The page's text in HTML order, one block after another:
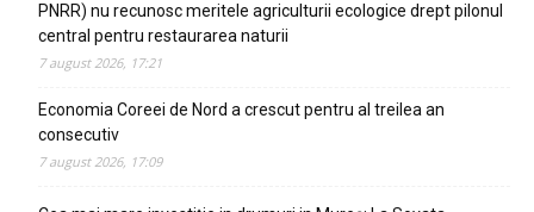
PNRR) nu recunosc meritele agriculturii ecologice drept pilonul
central pentru restaurarea naturii
7 august 2026, 17:21
Economia Coreei de Nord a crescut pentru al treilea an
consecutiv
7 august 2026, 17:09